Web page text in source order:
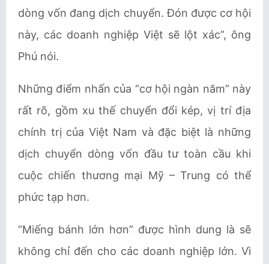
dòng vốn đang dịch chuyển. Đón được cơ hội
này, các doanh nghiệp Việt sẽ lột xác”, ông
Phú nói.
Những điểm nhấn của “cơ hội ngàn năm” này
rất rõ, gồm xu thế chuyển đổi kép, vị trí địa
chính trị của Việt Nam và đặc biệt là những
dịch chuyển dòng vốn đầu tư toàn cầu khi
cuộc chiến thương mại Mỹ – Trung có thể
phức tạp hơn.
“Miếng bánh lớn hơn” được hình dung là sẽ
không chỉ đến cho các doanh nghiệp lớn. Vì